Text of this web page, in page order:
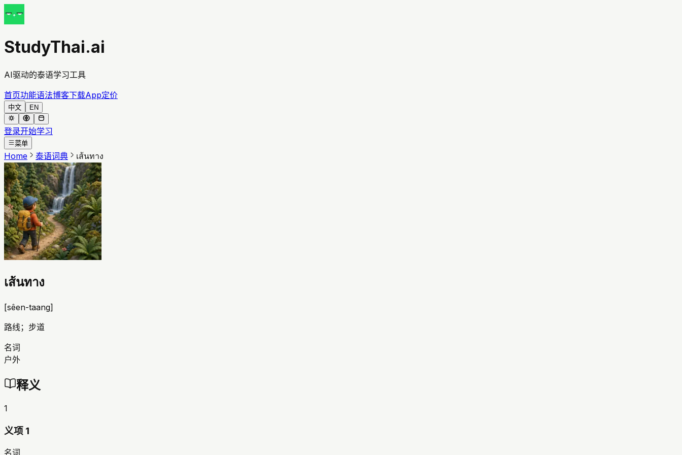
StudyThai.ai
AI驱动的泰语学习工具
首页功能语法博客下载App定价
中文 EN
登录开始学习
菜单
Home 泰语词典 เส้นทาง
เส้นทาง
[sêen-taang]
路线；步道
名词
户外
释义
1
义项 1
名词